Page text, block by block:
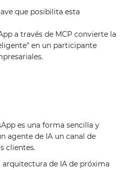
que posibilita esta
a través de MCP convierte la
en un participante
es una forma sencilla y
agente de IA un canal de
clientes.
de IA de próxima